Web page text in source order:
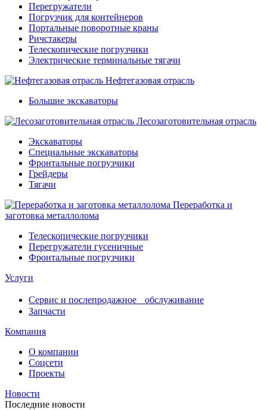
Перегружатели
Погрузчик для контейнеров
Портальные поворотные краны
Ричстакеры
Телескопические погрузчики
Электрические терминальные тягачи
Нефтегазовая отрасль
Большие экскаваторы
Лесозаготовительная отрасль
Экскаваторы
Специальные экскаваторы
Фронтальные погрузчики
Грейдеры
Тягачи
Переработка и
заготовка металлолома
Телескопические погрузчики
Перегружатели гусеничные
Фронтальные погрузчики
Услуги
Сервис и послепродажное обслуживание
Запчасти
Компания
О компании
Соцсети
Проекты
Новости
Последние новости